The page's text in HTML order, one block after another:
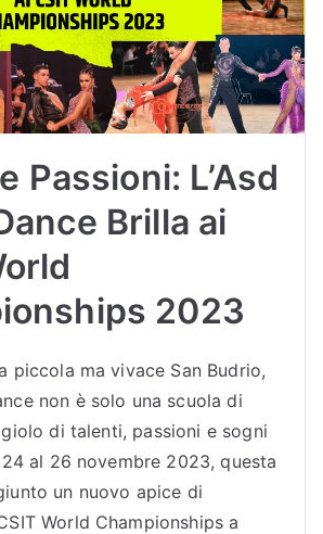
Sc
uol
a
di
lo
Bu
dri
Passioni: L’Asd
Brilla ai
2023
piccola ma vivace San Budrio,
non è solo una scuola di
di talenti, passioni e sogni
al 26 novembre 2023, questa
un nuovo apice di
World Championships a